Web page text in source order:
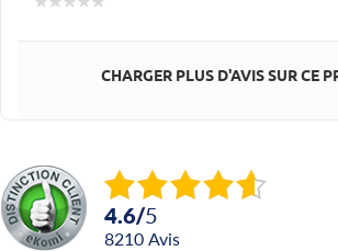
CHARGER PLUS D'AVIS SUR CE
4.6/5
8210 avis